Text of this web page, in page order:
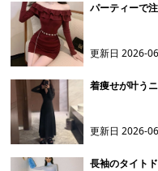
パーティーで
更新日2026-
着痩せが叶う
更新日2026-
長袖のタイト